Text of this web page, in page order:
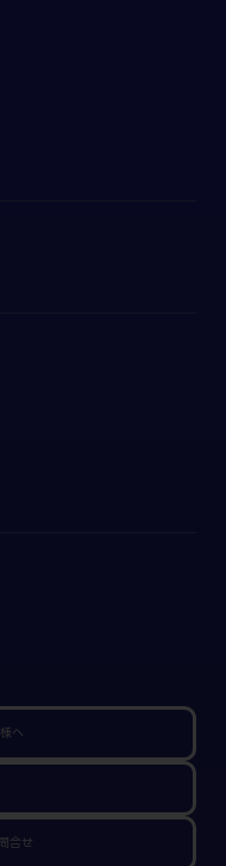
へ
合せ